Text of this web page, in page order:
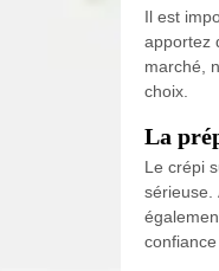
Il est
apportez
marché,
choix.
La
Le crépi
sérieuse.
confiance